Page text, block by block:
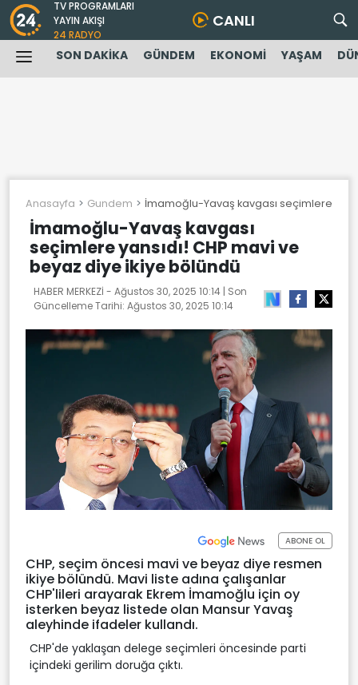
TV PROGRAMLARI
YAYIN AKIŞI
24 RADYO
CANLI
SON DAKİKA GÜNDEM EKONOMİ YAŞAM
Anasayfa Gundem İmamoğlu-Yavaş kavgası seçimlere
İmamoğlu-Yavaş kavgası
seçimlere yansıdı! CHP mavi ve
beyaz diye ikiye bölündü
HABER MERKEZİ - Ağustos 30, 2025 10:14 | Son
Güncelleme Tarihi: Ağustos 30, 2025 10:14
ABONE OL
CHP, seçim öncesi mavi ve beyaz diye resmen
ikiye bölündü. Mavi liste adına çalışanlar
CHP'lileri arayarak Ekrem İmamoğlu için oy
isterken beyaz listede olan Mansur Yavaş
aleyhinde ifadeler kullandı.
CHP'de yaklaşan delege seçimleri öncesinde parti
içindeki gerilim doruğa çıktı.